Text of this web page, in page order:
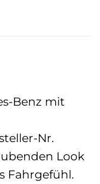
Benz mit
Nr.
Look
Fahrgefühl.